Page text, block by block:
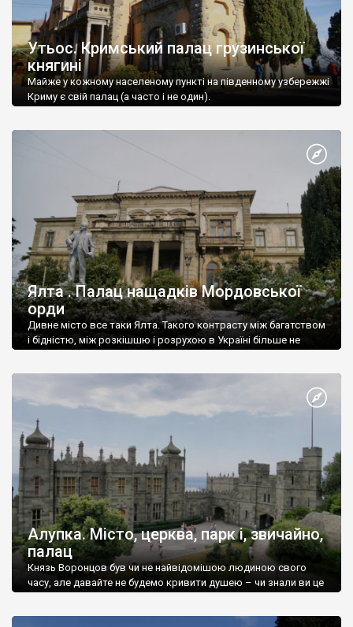
Утьос. Кримський палац грузинської
княгині
Майже у кожному населеному пункті на південному узбережжі
Криму є свій палац (а часто і не один).
Ялта . Палац нащадків Мордовської
орди
Дивне місто все таки Ялта. Такого контрасту між багатством
і бідністю, між розкішшю і розрухою в Україні більше не
Алупка. Місто, церква, парк і, звичайно,
палац
Князь Воронцов був чи не найвідомішою людиною свого
часу, але давайте не будемо кривити душею – чи знали ви це